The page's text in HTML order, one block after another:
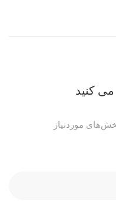
کنید
موردنیاز